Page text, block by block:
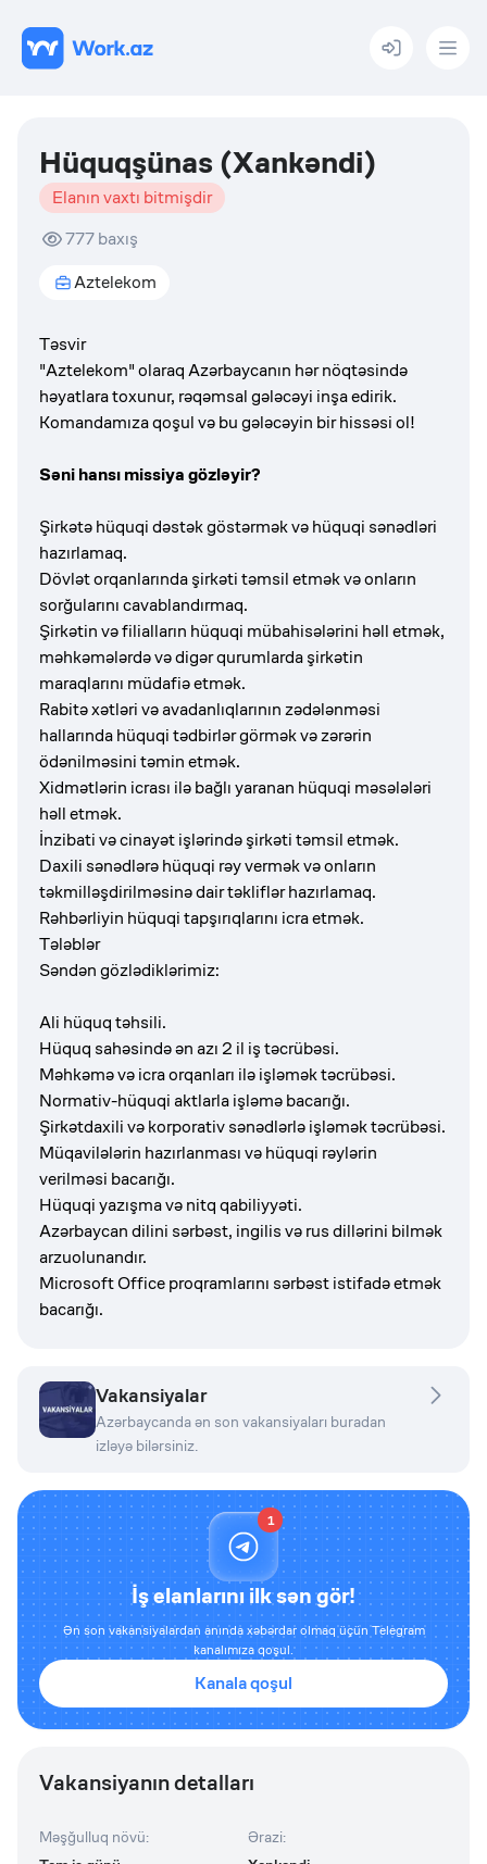
Menu
Hüquqşünas (Xankəndi)
Elanın vaxtı bitmişdir
777baxış
Aztelekom
Təsvir
"Aztelekom" olaraq Azərbaycanın hər nöqtəsində
həyatlara toxunur, rəqəmsal gələcəyi inşa edirik.
Komandamıza qoşul və bu gələcəyin bir hissəsi ol!
Səni hansı missiya gözləyir?
Şirkətə hüquqi dəstək göstərmək və hüquqi sənədləri
hazırlamaq.
Dövlət orqanlarında şirkəti təmsil etmək və onların
sorğularını cavablandırmaq.
Şirkətin və filialların hüquqi mübahisələrini həll etmək,
məhkəmələrdə və digər qurumlarda şirkətin
maraqlarını müdafiə etmək.
Rabitə xətləri və avadanlıqlarının zədələnməsi
hallarında hüquqi tədbirlər görmək və zərərin
ödənilməsini təmin etmək.
Xidmətlərin icrası ilə bağlı yaranan hüquqi məsələləri
həll etmək.
İnzibati və cinayət işlərində şirkəti təmsil etmək.
Daxili sənədlərə hüquqi rəy vermək və onların
təkmilləşdirilməsinə dair təkliflər hazırlamaq.
Rəhbərliyin hüquqi tapşırıqlarını icra etmək.
Tələblər
Səndən gözlədiklərimiz:
Ali hüquq təhsili.
Hüquq sahəsində ən azı 2 il iş təcrübəsi.
Məhkəmə və icra orqanları ilə işləmək təcrübəsi.
Normativ-hüquqi aktlarla işləmə bacarığı.
Şirkətdaxili və korporativ sənədlərlə işləmək təcrübəsi.
Müqavilələrin hazırlanması və hüquqi rəylərin
verilməsi bacarığı.
Hüquqi yazışma və nitq qabiliyyəti.
Azərbaycan dilini sərbəst, ingilis və rus dillərini bilmək
arzuolunandır.
Microsoft Office proqramlarını sərbəst istifadə etmək
bacarığı.
Vakansiyalar
Azərbaycanda ən son vakansiyaları buradan
izləyə bilərsiniz.
1
İş elanlarını ilk sən gör!
Ən son vakansiyalardan anında xəbərdar olmaq üçün Telegram
kanalımıza qoşul.
Kanala qoşul
Vakansiyanın detalları
Məşğulluq növü:
Ərazi: